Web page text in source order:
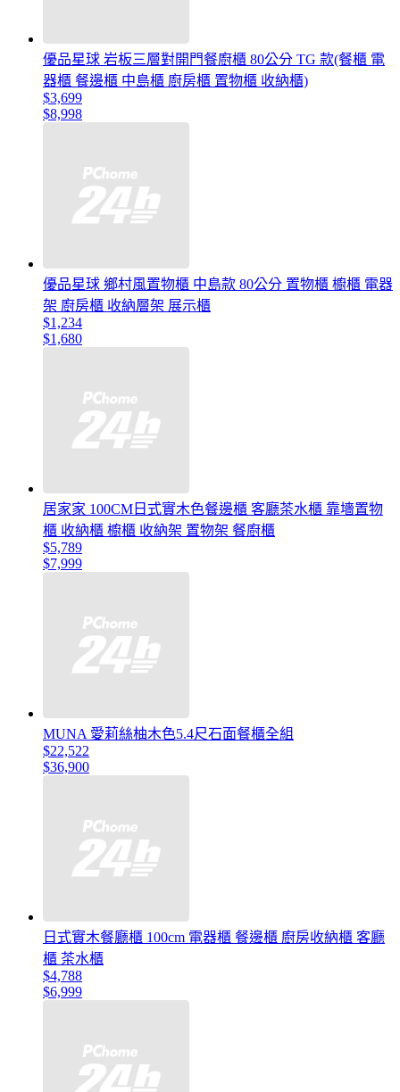
優品星球 岩板三層對開門餐廚櫃 80公分 TG 款(餐櫃 電
器櫃 餐邊櫃 中島櫃 廚房櫃 置物櫃 收納櫃)
$3,699
$8,998
優品星球 鄉村風置物櫃 中島款 80公分 置物櫃 櫥櫃 電器
架 廚房櫃 收納層架 展示櫃
$1,234
$1,680
居家家 100CM日式實木色餐邊櫃 客廳茶水櫃 靠墻置物
櫃 收納櫃 櫥櫃 收納架 置物架 餐廚櫃
$5,789
$7,999
MUNA 愛莉絲柚木色5.4尺石面餐櫃全組
$22,522
$36,900
日式實木餐廳櫃 100cm 電器櫃 餐邊櫃 廚房收納櫃 客廳
櫃 茶水櫃
$4,788
$6,999